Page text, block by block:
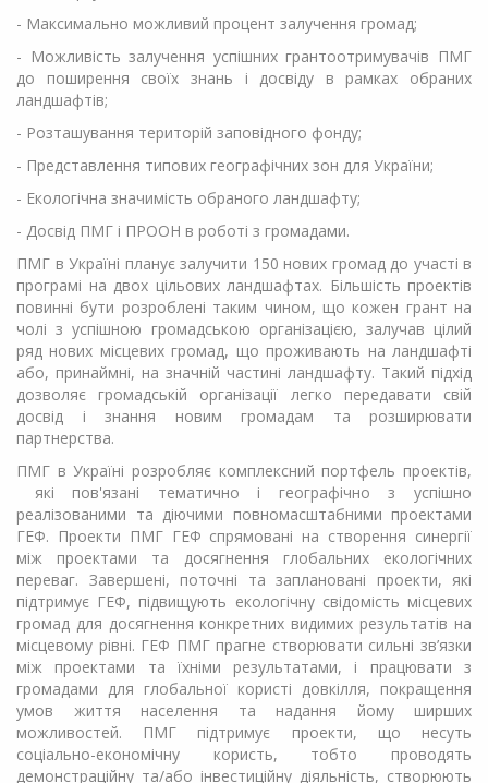
- Максимально можливий процент залучення громад;
- Можливість залучення успішних грантоотримувачів ПМГ
до поширення своїх знань і досвіду в рамках обраних
ландшафтів;
- Розташування територій заповідного фонду;
- Представлення типових географічних зон для України;
- Екологічна значимість обраного ландшафту;
- Досвід ПМГ і ПРООН в роботі з громадами.
ПМГ в Україні планує залучити 150 нових громад до участі в
програмі на двох цільових ландшафтах. Більшість проектів
повинні бути розроблені таким чином, що кожен грант на
чолі з успішною громадською організацією, залучав цілий
ряд нових місцевих громад, що проживають на ландшафті
або, принаймні, на значній частині ландшафту. Такий підхід
дозволяє громадській організації легко передавати свій
досвід і знання новим громадам та розширювати
партнерства.
ПМГ в Україні розробляє комплексний портфель проектів,
які пов'язані тематично і географічно з успішно
реалізованими та діючими повномасштабними проектами
ГЕФ. Проекти ПМГ ГЕФ спрямовані на створення синергії
між проектами та досягнення глобальних екологічних
переваг. Завершені, поточні та заплановані проекти, які
підтримує ГЕФ, підвищують екологічну свідомість місцевих
громад для досягнення конкретних видимих результатів на
місцевому рівні. ГЕФ ПМГ прагне створювати сильні зв’язки
між проектами та їхніми результатами, і працювати з
громадами для глобальної користі довкілля, покращення
умов життя населення та надання йому ширших
можливостей. ПМГ підтримує проекти, що несуть
соціально-економічну користь, тобто проводять
демонстраційну та/або інвестиційну діяльність, створюють